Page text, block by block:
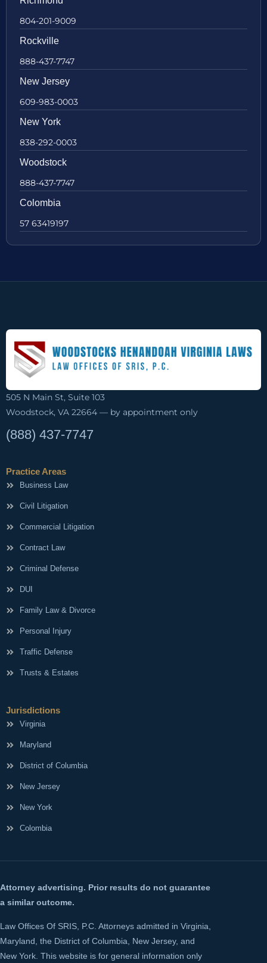
804-201-9009
Rockville
888-437-7747
New Jersey
609-983-0003
New York
838-292-0003
Woodstock
888-437-7747
Colombia
57 63419197
505 N Main St, Suite 103
Woodstock, VA 22664 — by appointment only
(888) 437-7747
Practice Areas
Business Law
Civil Litigation
Commercial Litigation
Contract Law
Criminal Defense
DUI
Family Law & Divorce
Personal Injury
Traffic Defense
Trusts & Estates
Jurisdictions
Virginia
Maryland
District of Columbia
New Jersey
New York
Colombia
Attorney advertising. Prior results do not guarantee
a similar outcome.
Law Offices Of SRIS, P.C. Attorneys admitted in Virginia,
Maryland, the District of Columbia, New Jersey, and
New York. This website is for general information only